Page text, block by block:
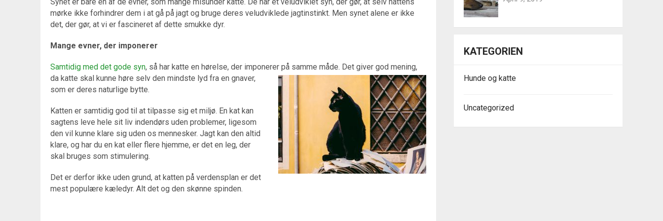
mørke ikke forhindrer dem i at gå på jagt og bruge deres veludviklede jagtinstinkt. Men synet alene er ikke
det, der gør, at vi er fascineret af dette smukke dyr.
Mange evner, der imponerer
Samtidig med det gode syn, så har katte en hørelse, der imponerer på samme måde. Det giver god mening,
da katte skal kunne høre selv den mindste lyd fra en gnaver,
som er deres naturlige bytte.
Katten er samtidig god til at tilpasse sig et miljø. En kat kan
sagtens leve hele sit liv indendørs uden problemer, ligesom
den vil kunne klare sig uden os mennesker. Jagt kan den altid
klare, og har du en kat eller flere hjemme, er det en leg, der
skal bruges som stimulering.
Det er derfor ikke uden grund, at katten på verdensplan er det
mest populære kæledyr. Alt det og den skønne spinden.
KATEGORIEN
Hunde og katte
Uncategorized